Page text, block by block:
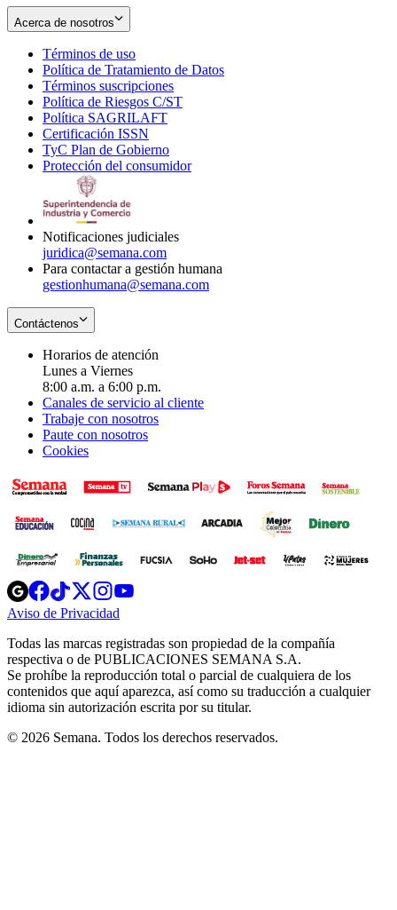
Acerca de nosotros
Términos de uso
in
new
window
Política de Tratamiento de Datos
Términos suscripciones
in
Política de Riesgos C/ST
Política SAGRILAFT
new
window
Certificación ISSN
in
new
TyC Plan de Gobierno
in
Protección del consumidorOpens
Notificaciones judiciales
juridica@semana.com
Para contactar a gestión humana
gestionhumana@semana.com
Contáctenos
Horarios de atención
Lunes a Viernes
8:00 a.m. a 6:00 p.m.
Canales de servicio al cliente
Trabaje con nosotros
Paute con nosotros
Cookies
Opens
in
new
Opens
in
new
Opens
in
new
window
Opens
new
windowwindow
Aviso de Privacidad
new
window
Todas las marcas registradas son propiedad de la compañía
respectiva o de PUBLICACIONES SEMANA S.A.
Se prohíbe la reproducción total o parcial de cualquiera de los
contenidos que aquí aparezca, así como su traducción a cualquier
idioma sin autorización escrita por su titular.
© 2026 Semana. Todos los derechos reservados.